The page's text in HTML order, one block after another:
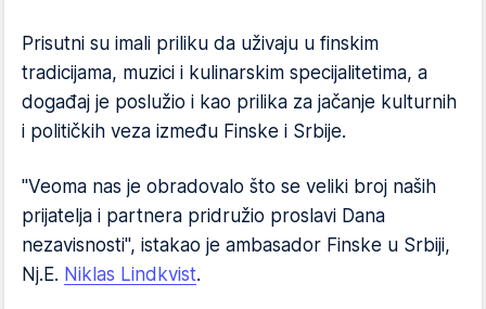
Prisutni su imali priliku da uživaju u finskim
tradicijama, muzici i kulinarskim specijalitetima, a
događaj je poslužio i kao prilika za jačanje kulturnih
i političkih veza između Finske i Srbije.
"Veoma nas je obradovalo što se veliki broj naših
prijatelja i partnera pridružio proslavi Dana
nezavisnosti", istakao je ambasador Finske u Srbiji,
Nj.E. Niklas Lindkvist.